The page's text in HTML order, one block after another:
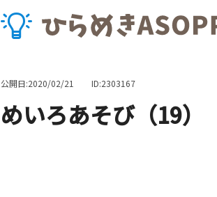
公開日:2020/02/21 ID:2303167
めいろあそび（19）